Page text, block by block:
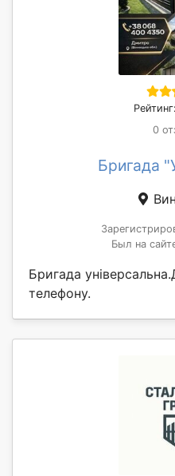
0
Бригада
Был на
Бригада
телефону.